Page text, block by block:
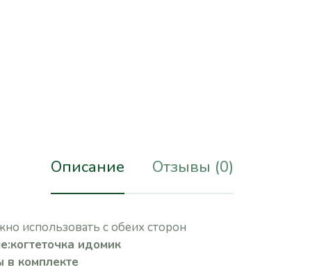
Описание Отзывы (0)
использовать с обеих сторон
когтеточка идомик
в комплекте